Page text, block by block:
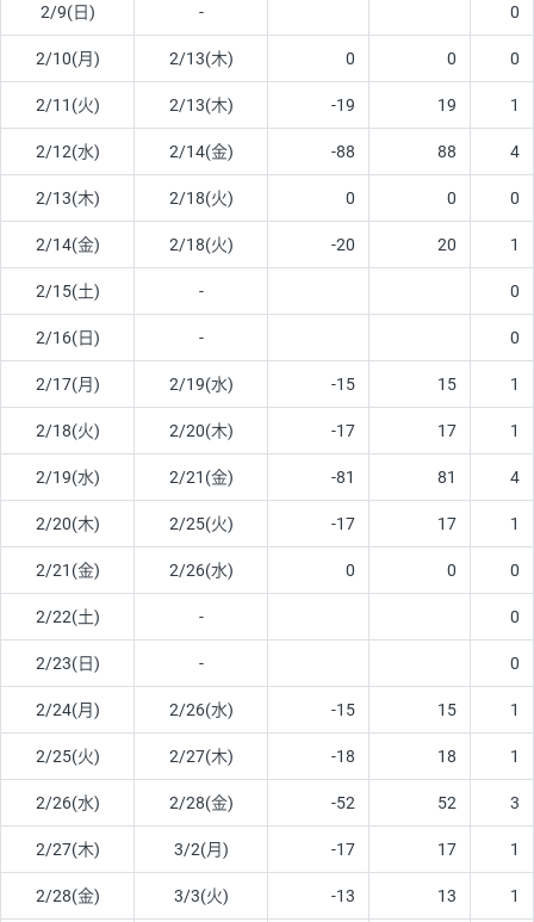
2/9(日) - 0
2/10(月) 2/13(木) 0 0 0
2/11(火) 2/13(木) -19 19 1
2/12(水) 2/14(金) -88 88 4
2/13(木) 2/18(火) 0 0 0
2/14(金) 2/18(火) -20 20 1
2/15(土) - 0
2/16(日) - 0
2/17(月) 2/19(水) -15 15 1
2/18(火) 2/20(木) -17 17 1
2/19(水) 2/21(金) -81 81 4
2/20(木) 2/25(火) -17 17 1
2/21(金) 2/26(水) 0 0 0
2/22(土) - 0
2/23(日) - 0
2/24(月) 2/26(水) -15 15 1
2/25(火) 2/27(木) -18 18 1
2/26(水) 2/28(金) -52 52 3
2/27(木) 3/2(月) -17 17 1
2/28(金) 3/3(火) -13 13 1